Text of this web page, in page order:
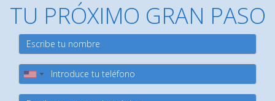
TU PRÓXIMO GRAN PASO